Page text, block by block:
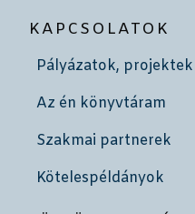
KAPCSOLATOK
Pályázatok, projektek
Az én könyvtáram
Szakmai partnerek
Kötelespéldányok